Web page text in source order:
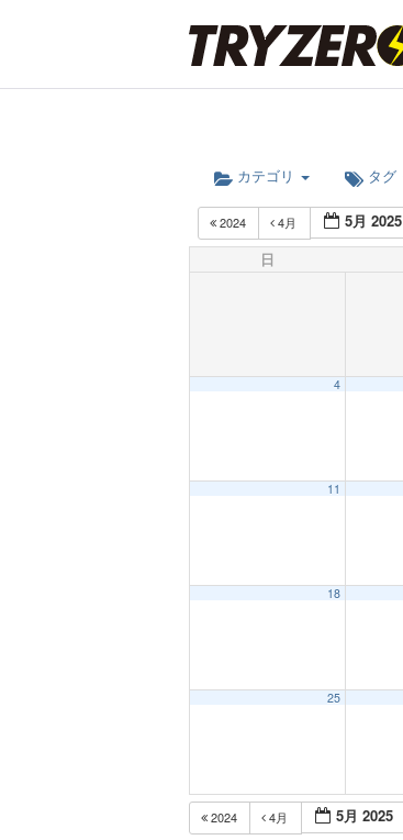
カテゴリ タグ
2024 4月 5月 2025
日
4
11
18
25
2024 4月 5月 2025